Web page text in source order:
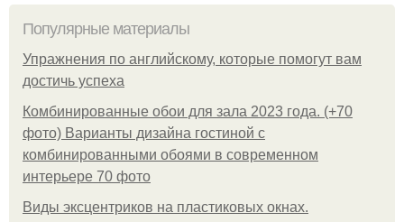
Популярные материалы
Упражнения по английскому, которые помогут вам
достичь успеха
Комбинированные обои для зала 2023 года. (+70
фото) Варианты дизайна гостиной с
комбинированными обоями в современном
интерьере 70 фото
Виды эксцентриков на пластиковых окнах.